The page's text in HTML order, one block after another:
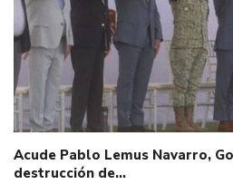
Acude Pablo Lemus Navarro,
destrucción de…